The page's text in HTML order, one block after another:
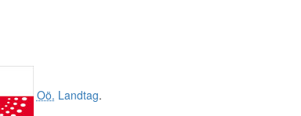
Oö. Landtag.